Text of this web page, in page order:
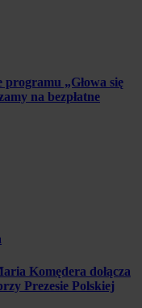
„Głowa się
na bezpłatne
Komędera dołącza
Prezesie Polskiej